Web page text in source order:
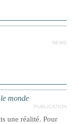
NEWS
monde
PUBLICATION
une réalité. Pour